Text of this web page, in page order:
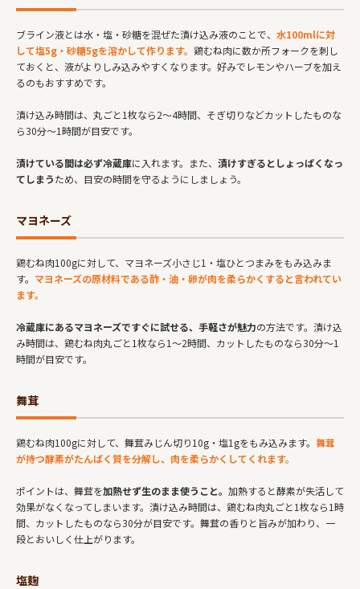
ブライン液とは水・塩・砂糖を混ぜた漬け込み液のことで、 水100mlに対
して塩5g・砂糖5gを溶かして作ります。 鶏むね肉に数か所フォークを刺し
ておくと、液がよりしみ込みやすくなります。好みでレモンやハーブを加え
るのもおすすめです。
漬け込み時間は、丸ごと1枚なら2〜4時間、そぎ切りなどカットしたものな
ら30分〜1時間が目安です。
漬けている間は必ず冷蔵庫に入れます。また、 漬けすぎるとしょっぱくなっ
てしまうため、目安の時間を守るようにしましょう。
マヨネーズ
鶏むね肉100gに対して、マヨネーズ小さじ1・塩ひとつまみをもみ込みま
す。 マヨネーズの原材料である酢・油・卵が肉を柔らかくすると言われてい
ます。
冷蔵庫にあるマヨネーズですぐに試せる、手軽さが魅力の方法です。漬け込
み時間は、鶏むね肉丸ごと1枚なら1〜2時間、カットしたものなら30分〜1
時間が目安です。
舞茸
鶏むね肉100gに対して、舞茸みじん切り10g・塩1gをもみ込みます。 舞茸
が持つ酵素がたんぱく質を分解し、肉を柔らかくしてくれます。
ポイントは、舞茸を加熱せず生のまま使うこと。 加熱すると酵素が失活して
効果がなくなってしまいます。漬け込み時間は、鶏むね肉丸ごと1枚なら1時
間、カットしたものなら30分が目安です。舞茸の香りと旨みが加わり、一
段とおいしく仕上がります。
塩麹